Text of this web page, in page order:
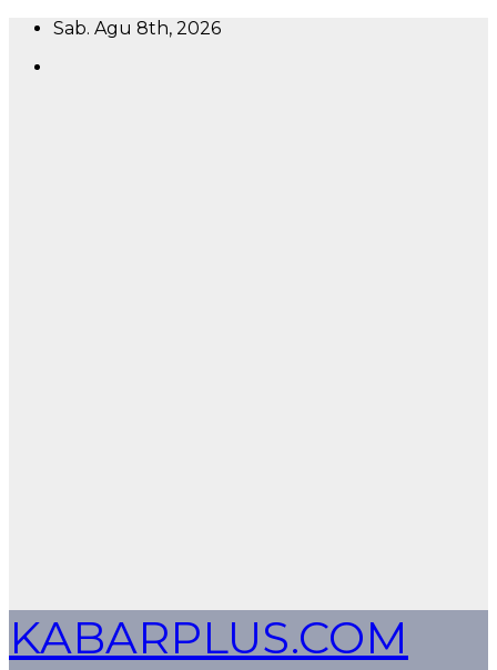
Skip
content
Sab. Agu 8th, 2026
KABARPLUS.COM